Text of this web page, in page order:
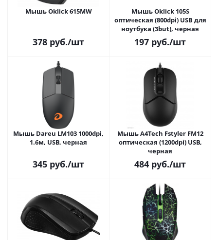
Мышь Oklick 615MW
378 руб./шт
Мышь Oklick 105S
оптическая (800dpi) USB для
ноутбука (3but), черная
197 руб./шт
Мышь Dareu LM103 1000dpi,
1.6м, USB, черная
345 руб./шт
Мышь A4Tech Fstyler FM12
оптическая (1200dpi) USB,
черная
484 руб./шт